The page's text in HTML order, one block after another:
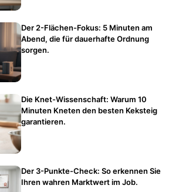
Der 2-Flächen-Fokus: 5 Minuten am
Abend, die für dauerhafte Ordnung
sorgen.
Die Knet-Wissenschaft: Warum 10
Minuten Kneten den besten Keksteig
garantieren.
Der 3-Punkte-Check: So erkennen Sie
Ihren wahren Marktwert im Job.